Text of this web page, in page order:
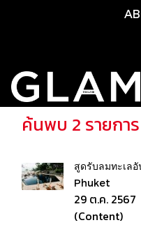
ค้นพบ 2 รายกา
สูดรับลมทะเล
Phuket
29 ต.ค. 2567
(Content)